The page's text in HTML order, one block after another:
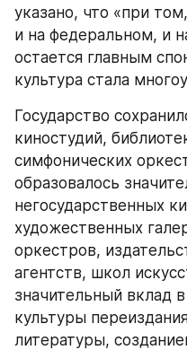
указано, что «при
и на федеральном, и
остается главным
культура стала
Государство
киностудий,
симфонических
образовалось
негосударственных
художественных
оркестров,
агентств, школ
значительный вклад
культуры
литературы,